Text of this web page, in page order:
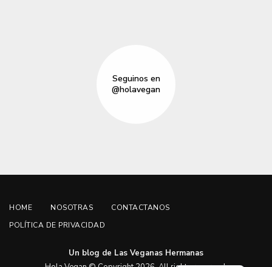
Seguinos en
@holavegan
HOME NOSOTRAS
CONTACTANOS
POLÍTICA DE PRIVACIDAD
Un blog de Las Veganas Hermanas
English